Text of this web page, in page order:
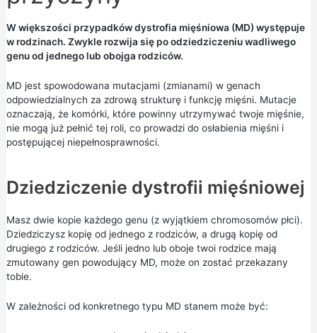
W większości przypadków dystrofia mięśniowa (MD) występuje
w rodzinach. Zwykle rozwija się po odziedziczeniu wadliwego
genu od jednego lub obojga rodziców.
MD jest spowodowana mutacjami (zmianami) w genach
odpowiedzialnych za zdrową strukturę i funkcję mięśni. Mutacje
oznaczają, że komórki, które powinny utrzymywać twoje mięśnie,
nie mogą już pełnić tej roli, co prowadzi do osłabienia mięśni i
postępującej niepełnosprawności.
Dziedziczenie dystrofii mięśniowej
Masz dwie kopie każdego genu (z wyjątkiem chromosomów płci).
Dziedziczysz kopię od jednego z rodziców, a drugą kopię od
drugiego z rodziców. Jeśli jedno lub oboje twoi rodzice mają
zmutowany gen powodujący MD, może on zostać przekazany
tobie.
W zależności od konkretnego typu MD stanem może być: